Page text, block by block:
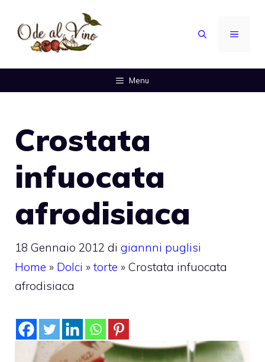
contenuto
MENU
Menu
Crostata
infuocata
afrodisiaca
18 Gennaio 2012 di giannni puglisi
Home » Dolci » torte » Crostata infuocata
afrodisiaca